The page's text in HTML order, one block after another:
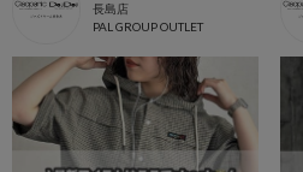
長島店
PAL GROUP OUTLET